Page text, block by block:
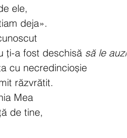
ele,
deja».
ți-a fost deschisă să le auzi
cu necredincioșie
răzvrătit.
Mea
de tine,